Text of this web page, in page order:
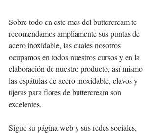
Sobre todo en este mes del buttercream te
recomendamos ampliamente sus puntas de
acero inoxidable, las cuales nosotros
ocupamos en todos nuestros cursos y en la
elaboración de nuestro producto, así mismo
las espátulas de acero inoxidable, clavos y
tijeras para flores de buttercream son
excelentes.
Sigue su página web y sus redes sociales,